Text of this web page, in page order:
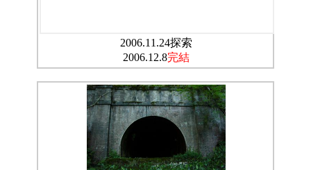
2006.11.24探索
2006.12.8完結